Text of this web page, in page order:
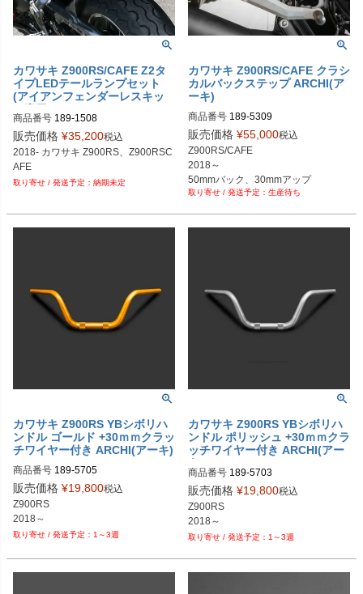
カワサキ Z900RS/CAFE Z2タ
イプLEDテールランプセット
(アイアンフェンダーレスキッ
商品番号 189-1508
販売価格 ¥35,200税込
2018- カワサキ Z900RS、Z900RSC
AFE
納期未定
カワサキ Z900RS/CAFE クラシ
カルバックステップ ARCHI(ア
ーキ)
商品番号 189-5309
販売価格 ¥55,000税込
Z900RS/CAFE
2018～
50mmバック、30mmアップ
生産待ち
カワサキ Z900RS YBシボリハ
ンドル ゴールド +30ｍｍクラッ
チワイヤー付き ARCHI(アーキ)
商品番号 189-5705
販売価格 ¥19,800税込
Z900RS
2018～
1～3週
カワサキ Z900RS YBシボリハ
ンドル ポリッシュ +30ｍｍクラ
ッチワイヤー付き ARCHI(アー
キ)
商品番号 189-5703
販売価格 ¥19,800税込
Z900RS
2018～
1～3週